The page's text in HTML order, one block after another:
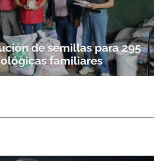
de semillas para 295
familiares